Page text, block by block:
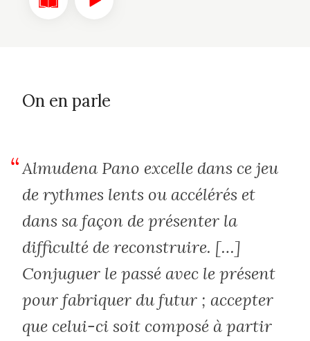
On en parle
Almudena Pano excelle dans ce jeu
de rythmes lents ou accélérés et
dans sa façon de présenter la
difficulté de reconstruire. […]
Conjuguer le passé avec le présent
pour fabriquer du futur ; accepter
que celui-ci soit composé à partir